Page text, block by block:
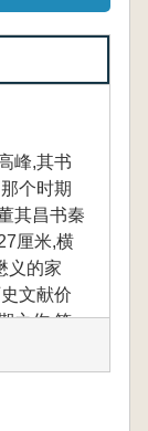
峰,其书
个时期
其昌书秦
厘米,横
义的家
文献价
之作,笔
大高精
书法作
权威、